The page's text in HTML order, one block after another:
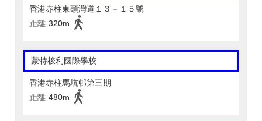
香港赤柱東頭灣道１３－１５號
距離 320m
蒙特梭利國際學校
香港赤柱馬坑邨第三期
距離 480m